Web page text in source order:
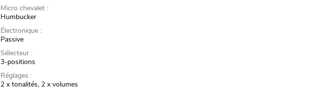
Micro chevalet :
Humbucker
Électronique :
Passive
Sélecteur :
3-positions
Réglages :
2 x tonalités, 2 x volumes